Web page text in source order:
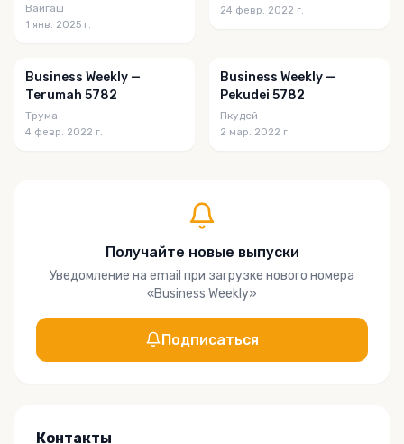
Ваигаш
1 янв. 2025 г.
24 февр. 2022 г.
Business Weekly —
Terumah 5782
Трума
4 февр. 2022 г.
Business Weekly —
Pekudei 5782
Пкудей
2 мар. 2022 г.
Получайте новые выпуски
Уведомление на email при загрузке нового номера
«Business Weekly»
Подписаться
Контакты